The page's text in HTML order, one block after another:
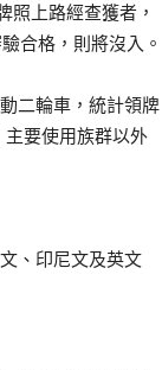
照上路經查獲者，
合格，則將沒入。
二輪車，統計領牌
要使用族群以外
、印尼文及英文